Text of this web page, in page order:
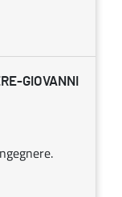
GIOVANNI